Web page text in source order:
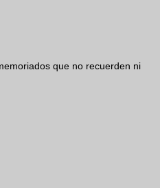
que no recuerden ni